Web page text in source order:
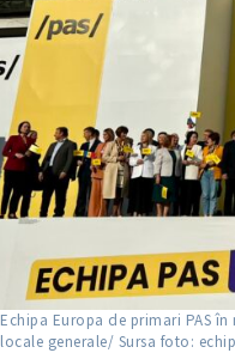
Echipa Europa de primari PAS
locale generale/ Sursa foto:
Link
Mesajul